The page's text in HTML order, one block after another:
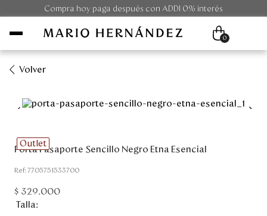
Compra hoy paga después con ADDI 0% interés
Unisex
0
Volver
Outlet
Porta Pasaporte Sencillo Negro Etna Esencial
:7705751533700
$ 329.000
Talla